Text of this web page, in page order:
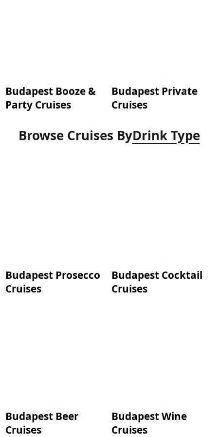
Budapest Booze &
Party Cruises
Budapest Private
Cruises
Browse Cruises ByDrink Type
Budapest Prosecco
Cruises
Budapest Cocktail
Cruises
Budapest Beer
Cruises
Budapest Wine
Cruises